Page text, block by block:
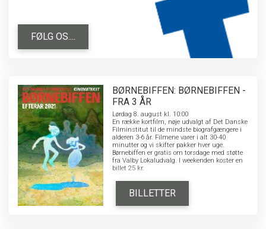
FØLG OS....
BØRNEBIFFEN: BØRNEBIFFEN -
FRA 3 ÅR
Lørdag 8. august kl. 10:00
En række kortfilm, nøje udvalgt af Det Danske
Filminstitut til de mindste biografgængere i
alderen 3-6 år. Filmene varer i alt 30-40
minutter og vi skifter pakker hver uge.
Børnebiffen er gratis om torsdage med støtte
fra Valby Lokaludvalg. I weekenden koster en
billet 25 kr.
BILLETTER